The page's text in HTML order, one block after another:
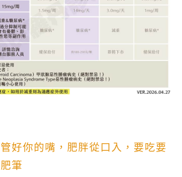
管好你的嘴，肥胖從口入，要吃要
筆